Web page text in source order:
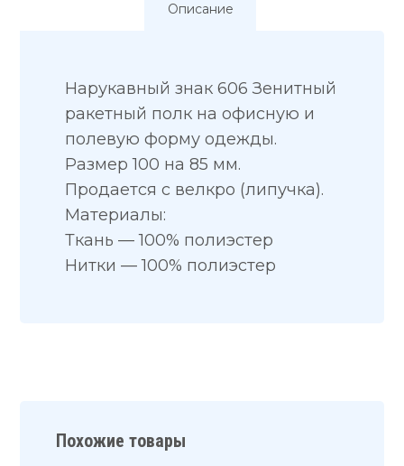
Описание
Нарукавный знак 606 Зенитный
ракетный полк на офисную и
полевую форму одежды.
Размер 100 на 85 мм.
Продается с велкро (липучка).
Материалы:
Ткань — 100% полиэстер
Нитки — 100% полиэстер
Похожие товары